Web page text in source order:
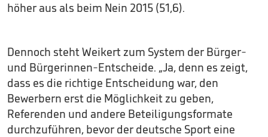
höher aus als beim Nein 2015 (51,6).
Dennoch steht Weikert zum System der Bürger-
und Bürgerinnen-Entscheide. „Ja, denn es zeigt,
dass es die richtige Entscheidung war, den
Bewerbern erst die Möglichkeit zu geben,
Referenden und andere Beteiligungsformate
durchzuführen, bevor der deutsche Sport eine